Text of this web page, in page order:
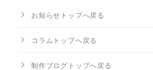
お知らせトップへ戻る
コラムトップへ戻る
制作ブログトップへ戻る